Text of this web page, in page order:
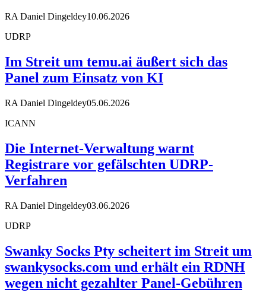
RA Daniel Dingeldey10.06.2026
UDRP
Im Streit um temu.ai äußert sich das
Panel zum Einsatz von KI
RA Daniel Dingeldey05.06.2026
ICANN
Die Internet-Verwaltung warnt
Registrare vor gefälschten UDRP-
Verfahren
RA Daniel Dingeldey03.06.2026
UDRP
Swanky Socks Pty scheitert im Streit um
swankysocks.com und erhält ein RDNH
wegen nicht gezahlter Panel-Gebühren